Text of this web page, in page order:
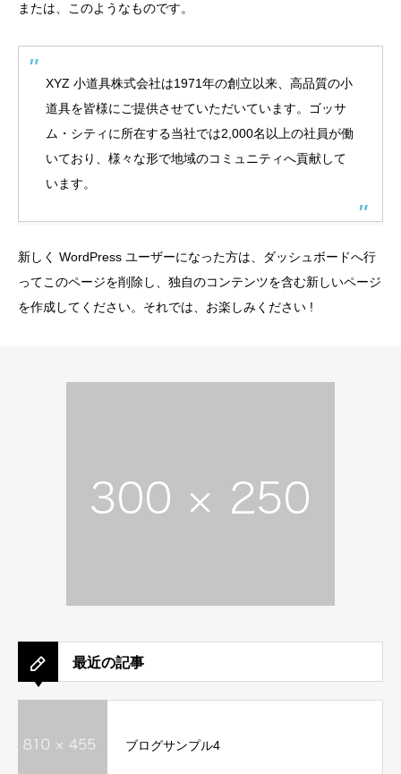
または、このようなものです。
XYZ 小道具株式会社は1971年の創立以来、高品質の小
道具を皆様にご提供させていただいています。ゴッサ
ム・シティに所在する当社では2,000名以上の社員が働
いており、様々な形で地域のコミュニティへ貢献して
います。
新しく WordPress ユーザーになった方は、 ダッシュボードへ行
ってこのページを削除し、独自のコンテンツを含む新しいページ
を作成してください。それでは、お楽しみください !
最近の記事
ブログサンプル4